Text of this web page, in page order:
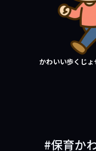
かわいい歩くじょ
保育か